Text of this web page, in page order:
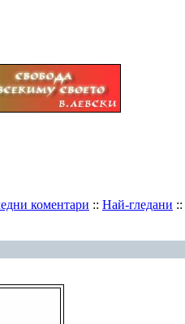
коментари :: Най-гледани ::